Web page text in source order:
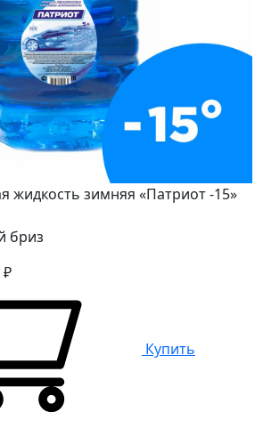
жидкость зимняя «Патриот -15»
бриз
₽
Купить